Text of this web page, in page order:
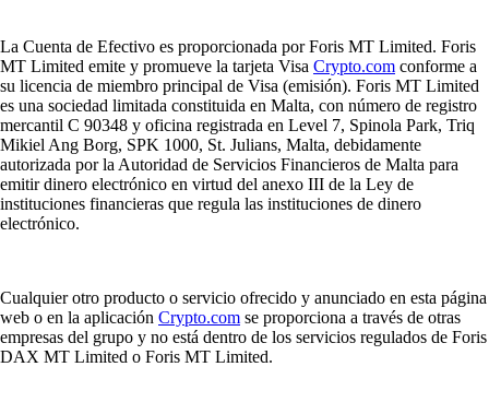
La Cuenta de Efectivo es proporcionada por Foris MT Limited. Foris
MT Limited emite y promueve la tarjeta Visa Crypto.com conforme a
su licencia de miembro principal de Visa (emisión). Foris MT Limited
es una sociedad limitada constituida en Malta, con número de registro
mercantil C 90348 y oficina registrada en Level 7, Spinola Park, Triq
Mikiel Ang Borg, SPK 1000, St. Julians, Malta, debidamente
autorizada por la Autoridad de Servicios Financieros de Malta para
emitir dinero electrónico en virtud del anexo III de la Ley de
instituciones financieras que regula las instituciones de dinero
electrónico.
Cualquier otro producto o servicio ofrecido y anunciado en esta página
web o en la aplicación Crypto.com se proporciona a través de otras
empresas del grupo y no está dentro de los servicios regulados de Foris
DAX MT Limited o Foris MT Limited.